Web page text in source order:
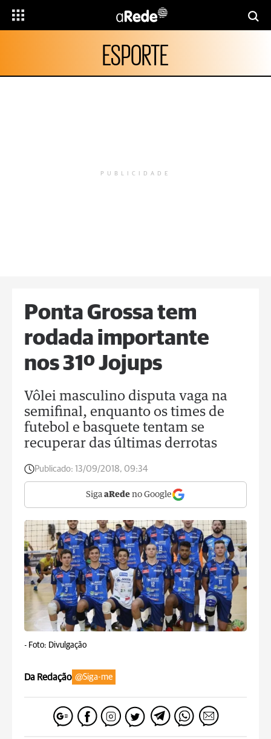
ESPORTE
PUBLICIDADE
Ponta Grossa tem
rodada importante
nos 31º Jojups
Vôlei masculino disputa vaga na
semifinal, enquanto os times de
futebol e basquete tentam se
recuperar das últimas derrotas
Publicado: 13/09/2018, 09:34
Siga aRede no Google
- Foto: Divulgação
Da Redação @Siga-me